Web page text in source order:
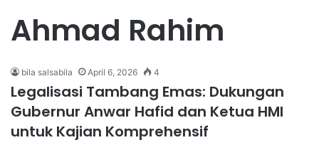
Ahmad Rahim
bila salsabila April 6, 2026 4
Legalisasi Tambang Emas: Dukungan
Gubernur Anwar Hafid dan Ketua HMI
untuk Kajian Komprehensif